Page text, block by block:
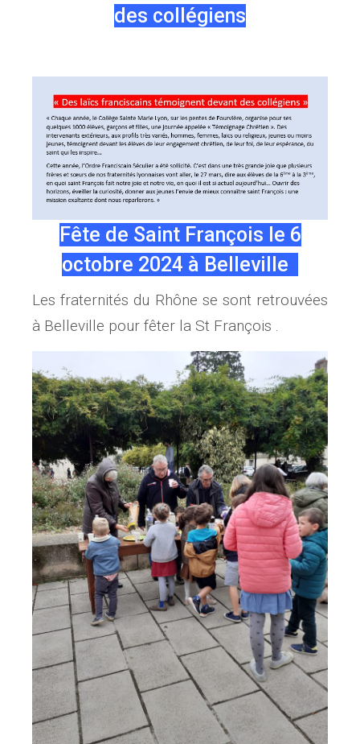
des collégiens
Fête de Saint François le 6
octobre 2024 à Belleville
Les fraternités du Rhône se sont retrouvées
à Belleville pour fêter la St François .